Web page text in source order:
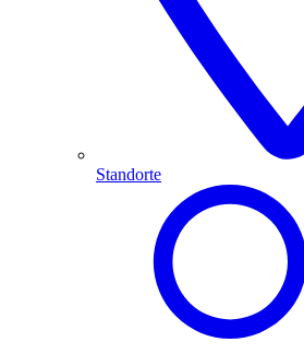
Standorte